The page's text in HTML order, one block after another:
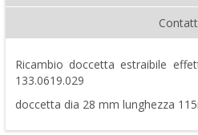
Ricambio doccetta estraibile
133.0619.029
doccetta dia 28 mm lunghezza